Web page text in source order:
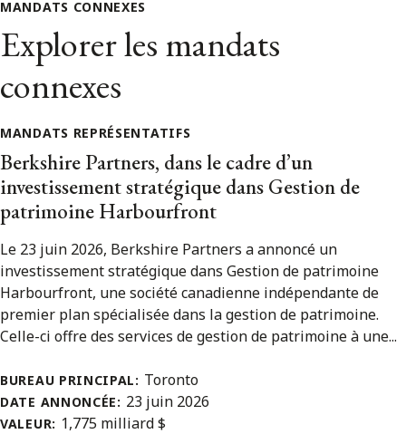
MANDATS CONNEXES
Explorer les mandats
connexes
MANDATS REPRÉSENTATIFS
Berkshire Partners, dans le cadre d’un
investissement stratégique dans Gestion de
patrimoine Harbourfront
Le 23 juin 2026, Berkshire Partners a annoncé un
investissement stratégique dans Gestion de patrimoine
Harbourfront, une société canadienne indépendante de
premier plan spécialisée dans la gestion de patrimoine.
Celle-ci offre des services de gestion de patrimoine à une...
BUREAU PRINCIPAL: Toronto
DATE ANNONCÉE: 23 juin 2026
VALEUR: 1,775 milliard $